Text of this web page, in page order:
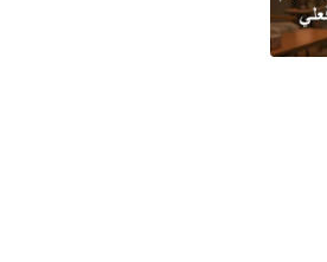
أو النبذ، وما إذا كانت
عندما يُقدِّمون اقتراحات
المجموعة أو مشرفها شخصًا شرِّيرًا